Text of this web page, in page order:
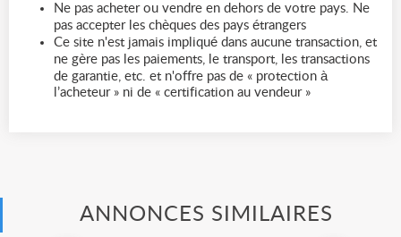
Ne pas acheter ou vendre en dehors de votre pays. Ne
pas accepter les chèques des pays étrangers
Ce site n'est jamais impliqué dans aucune transaction, et
ne gère pas les paiements, le transport, les transactions
de garantie, etc. et n'offre pas de « protection à
l’acheteur » ni de « certification au vendeur »
ANNONCES SIMILAIRES